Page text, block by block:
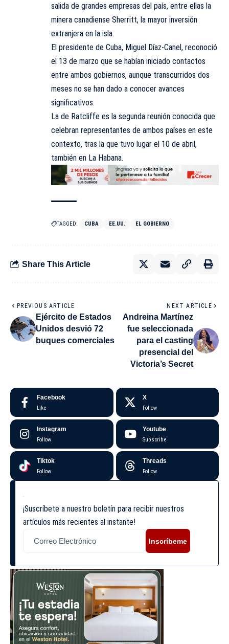
salida de grandes empresas del país, entre ellas la
minera canadiense Sherritt, la mayor inversión
extranjera en la isla.
El presidente de Cuba, Miguel Díaz-Canel, reconoció
el 13 de marzo que se habían iniciado contactos
entre ambos gobiernos, aunque transcurridos dos
meses no se han dado a conocer avances
significativos.
La de Ratcliffe es la segunda reunión conocida que
celebran representantes de ambos países en este
contexto, tras la que tuvo lugar el 10 de abril,
también en La Habana.
TAGGED: CUBA EE.UU. EL GOBIERNO
Share This Article
PREVIOUS ARTICLE
Ejército de Estados
Unidos desvió 72
buques comerciales
NEXT ARTICLE
Andreina Martínez
fue seleccionada
para el casting
presencial del
Victoria’s Secret
Facebook
Like
X
Follow
Instagram
Follow
Youtube
Subscribe
Tiktok
Follow
Threads
Follow
¡Suscríbete a nuestro boletín para recibir nuestros
artículos más recientes al instante!
Inscríbeme